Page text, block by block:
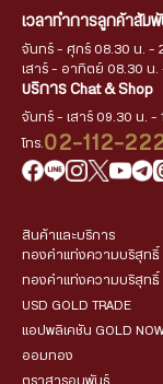
เวลาทำการลูกค้าสัม
จันทร์ - ศุกร์ 08.30 น. -
เสาร์ - อาทิตย์ 08.30 น.
บริการ Chat & Shop
จันทร์ - เสาร์ 09.30 น. -
โทร. 02-112-
สินค้าและบริการ
ทองคำแท่งความบริสุทธิ์
ทองคำแท่งความบริสุทธิ์
USD GOLD TRADE
แอปพลิเคชัน GOLD NOW
ออมทอง
ตราสารอนุพันธ์